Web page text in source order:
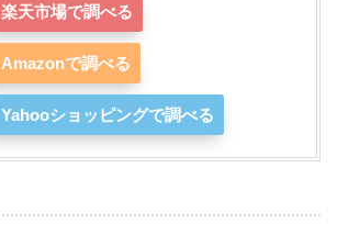
楽天市場で調べる
Amazonで調べる
Yahooショッピングで調べる